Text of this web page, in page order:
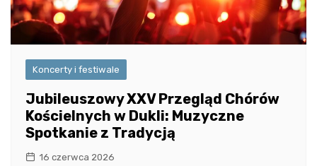
Koncerty i festiwale
Jubileuszowy XXV Przegląd Chórów
Kościelnych w Dukli: Muzyczne
Spotkanie z Tradycją
16 czerwca 2026